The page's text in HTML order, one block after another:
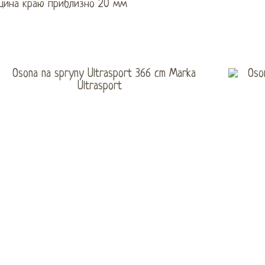
краю приблизно 20 мм